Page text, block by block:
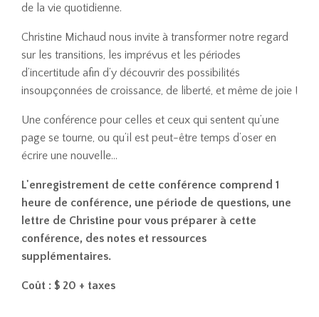
de la vie quotidienne.
Christine Michaud nous invite à transformer notre regard
sur les transitions, les imprévus et les périodes
d’incertitude afin d’y découvrir des possibilités
insoupçonnées de croissance, de liberté, et même de joie !
Une conférence pour celles et ceux qui sentent qu’une
page se tourne, ou qu’il est peut-être temps d’oser en
écrire une nouvelle…
L'enregistrement de cette conférence comprend 1
heure de conférence, une période de questions, une
lettre de Christine pour vous préparer à cette
conférence, des notes et ressources
supplémentaires.
Coût : $ 20 + taxes